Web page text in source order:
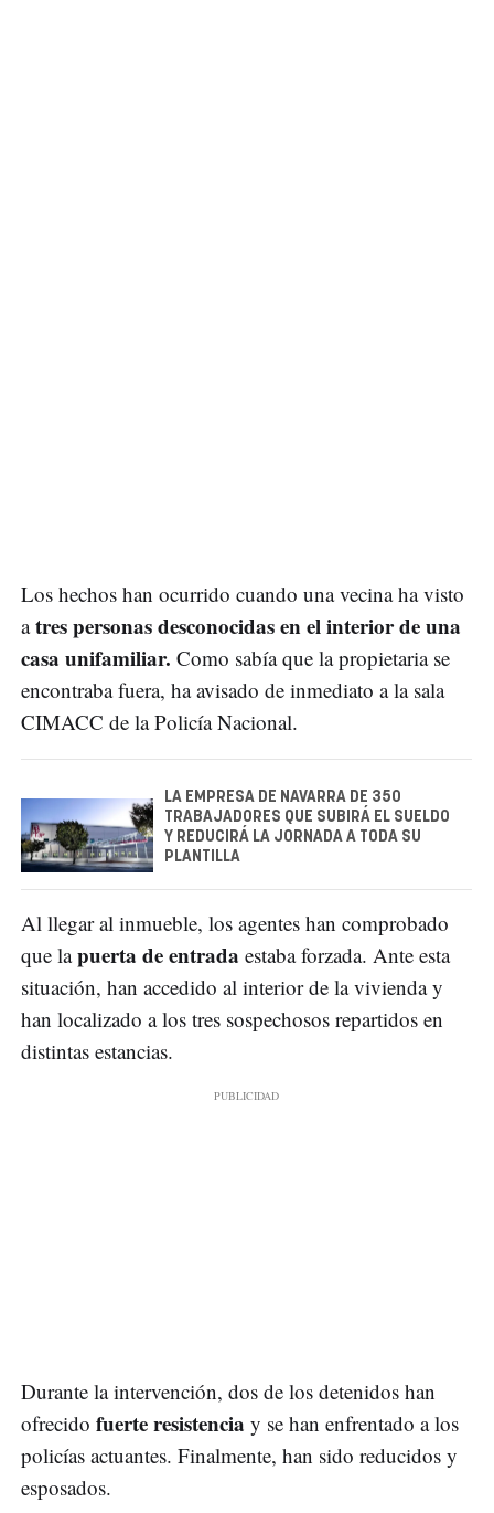
Los hechos han ocurrido cuando una vecina ha visto
atres personas desconocidas en el interior de una
casa unifamiliar. Como sabía que la propietaria se
encontraba fuera, ha avisado de inmediato a la sala
CIMACC de la Policía Nacional.
LA EMPRESA DE NAVARRA DE 350
TRABAJADORES QUE SUBIRÁ EL SUELDO
Y REDUCIRÁ LA JORNADA A TODA SU
PLANTILLA
Al llegar al inmueble, los agentes han comprobado
que lapuerta de entrada estaba forzada. Ante esta
situación, han accedido al interior de la vivienda y
han localizado a los tres sospechosos repartidos en
distintas estancias.
Durante la intervención, dos de los detenidos han
ofrecido fuerte resistencia y se han enfrentado a los
policías actuantes. Finalmente, han sido reducidos y
esposados.